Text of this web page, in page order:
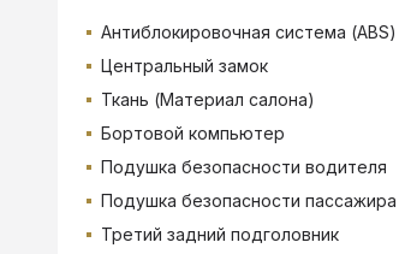
Антиблокировочная система (ABS)
Центральный замок
Ткань (Материал салона)
Бортовой компьютер
Подушка безопасности водителя
Подушка безопасности пассажира
Третий задний подголовник